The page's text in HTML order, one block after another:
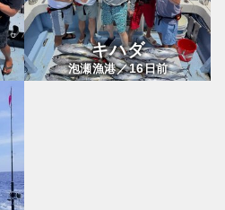
キハダ
泡瀬漁港／16日前